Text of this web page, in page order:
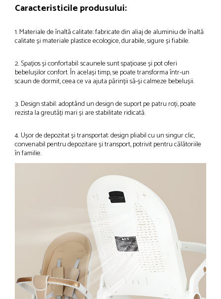
Caracteristicile produsului:
1. Materiale de înaltă calitate: fabricate din aliaj de aluminiu de înaltă
calitate și materiale plastice ecologice, durabile, sigure și fiabile.
2. Spațios și confortabil: scaunele sunt spațioase și pot oferi
bebelușilor confort. În același timp, se poate transforma într-un
scaun de dormit, ceea ce va ajuta părinții să-și calmeze bebelușii.
3. Design stabil: adoptând un design de suport pe patru roți, poate
rezista la greutăți mari și are stabilitate ridicată.
4. Ușor de depozitat și transportat: design pliabil cu un singur clic,
convenabil pentru depozitare și transport, potrivit pentru călătoriile
în familie.